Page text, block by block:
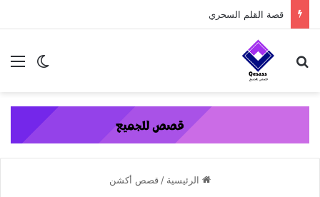
content
قصة القلم السحري
الوضع بحث عن
الرئيسية / قصص أكشن